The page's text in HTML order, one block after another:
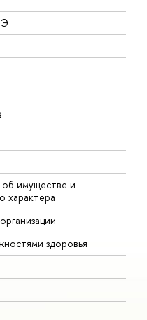
имуществе и
характера
здоровья